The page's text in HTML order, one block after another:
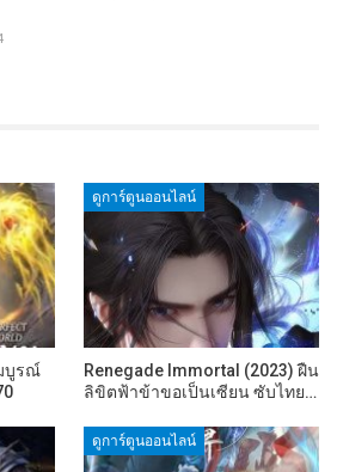
บูรณ์
ดูการ์ตูนออนไลน์
Renegade Immortal (2023) ฝืน
ลิขิตฟ้าข้าขอเป็นเซียน ซับไทย…
ดูการ์ตูนออนไลน์